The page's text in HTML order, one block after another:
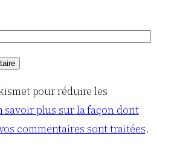
pour réduire les
savoir plus sur la façon dont
commentaires sont traitées.